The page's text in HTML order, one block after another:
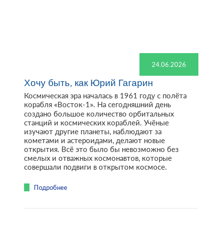
24.06.2026
Хочу быть, как Юрий Гагарин
Космическая эра началась в 1961 году с полёта
корабля «Восток-1». На сегодняшний день
создано большое количество орбитальных
станций и космических кораблей. Учёные
изучают другие планеты, наблюдают за
кометами и астероидами, делают новые
открытия. Всё это было бы невозможно без
смелых и отважных космонавтов, которые
совершали подвиги в открытом космосе.
Подробнее